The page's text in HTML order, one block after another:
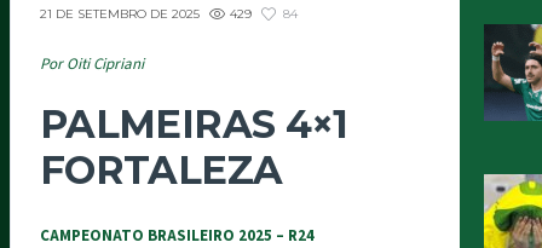
21 DE SETEMBRO DE 2025 429 84
Por Oiti Cipriani
PALMEIRAS 4×1
FORTALEZA
CAMPEONATO BRASILEIRO 2025 – R24